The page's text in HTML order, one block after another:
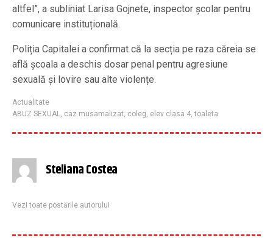
altfel”, a subliniat Larisa Gojnete, inspector școlar pentru
comunicare instituțională.
Poliția Capitalei a confirmat că la secția pe raza căreia se
află școala a deschis dosar penal pentru agresiune
sexuală și lovire sau alte violențe.
Actualitate
ABUZ SEXUAL, caz musamalizat, coleg, elev clasa 4,toaleta
Steliana Costea
Vezi toate postările autorului